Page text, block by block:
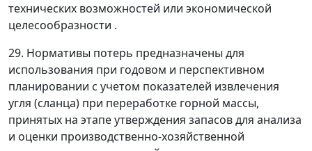
технических возможностей или экономической
целесообразности .
29. Нормативы потерь предназначены для
использования при годовом и перспективном
планировании с учетом показателей извлечения
угля (сланца) при переработке горной массы,
принятых на этапе утверждения запасов для анализа
и оценки производственно-хозяйственной